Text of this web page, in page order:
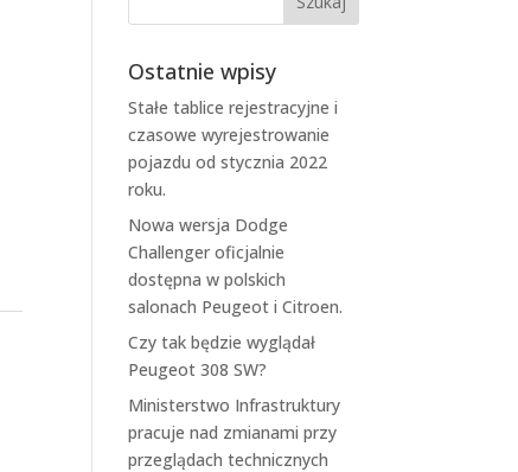
Ostatnie wpisy
Stałe tablice rejestracyjne i
czasowe wyrejestrowanie
pojazdu od stycznia 2022
roku.
Nowa wersja Dodge
Challenger oficjalnie
dostępna w polskich
salonach Peugeot i Citroen.
Czy tak będzie wyglądał
Peugeot 308 SW?
Ministerstwo Infrastruktury
pracuje nad zmianami przy
przeglądach technicznych